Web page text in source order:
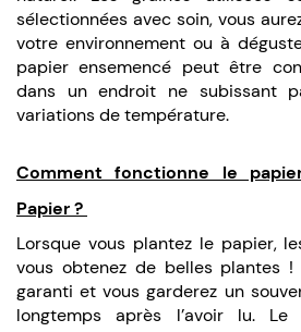
sélectionnées avec soin, vous
votre environnement ou à
papier ensemencé peut être
dans un endroit ne subissant
variations de température.
Comment fonctionne le
Papier ?
Lorsque vous plantez le papier,
vous obtenez de belles plantes !
garanti et vous garderez un
longtemps après l’avoir lu. Le